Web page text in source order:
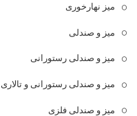
میز نهارخوری
میز و صندلی
میز و صندلی رستورانی
میز و صندلی رستورانی و تالاری
میز و صندلی فلزی